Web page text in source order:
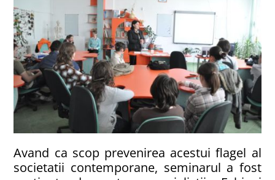
Avand ca scop prevenirea acestui flagel al
societatii contemporane, seminarul a fost